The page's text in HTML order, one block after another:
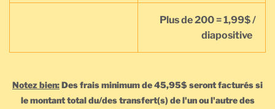
Plus de 200 = 1,99$ /
diapositive
Notez bien:Des frais minimum de 45,95$ seront facturés si
le montant total du/des transfert(s) de l'un ou l'autre des